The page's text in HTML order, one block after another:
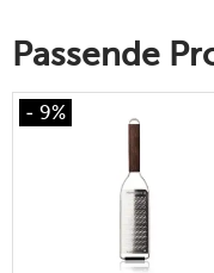
Passende
- 9%